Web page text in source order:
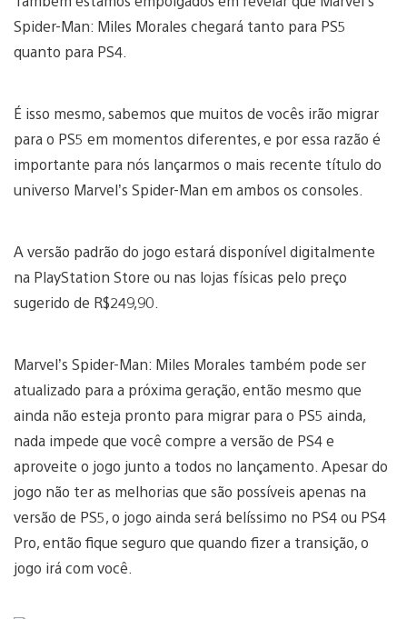
Spider-Man: Miles Morales chegará tanto para PS5
quanto para PS4.
É isso mesmo, sabemos que muitos de vocês irão migrar
para o PS5 em momentos diferentes, e por essa razão é
importante para nós lançarmos o mais recente título do
universo Marvel’s Spider-Man em ambos os consoles.
A versão padrão do jogo estará disponível digitalmente
na PlayStation Store ou nas lojas físicas pelo preço
sugerido de R$249,90.
Marvel’s Spider-Man: Miles Morales também pode ser
atualizado para a próxima geração, então mesmo que
ainda não esteja pronto para migrar para o PS5 ainda,
nada impede que você compre a versão de PS4 e
aproveite o jogo junto a todos no lançamento. Apesar do
jogo não ter as melhorias que são possíveis apenas na
versão de PS5, o jogo ainda será belíssimo no PS4 ou PS4
Pro, então fique seguro que quando fizer a transição, o
jogo irá com você.